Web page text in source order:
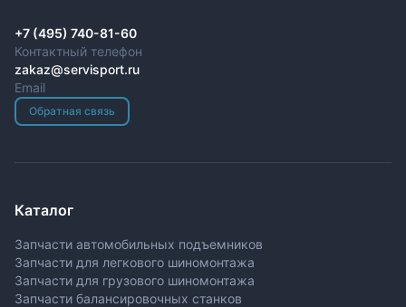
+7 (495) 740-81-60
Контактный телефон
zakaz@servisport.ru
Email
Обратная связь
Каталог
Запчасти автомобильных подъемников
Запчасти для легкового шиномонтажа
Запчасти для грузового шиномонтажа
Запчасти балансировочных станков